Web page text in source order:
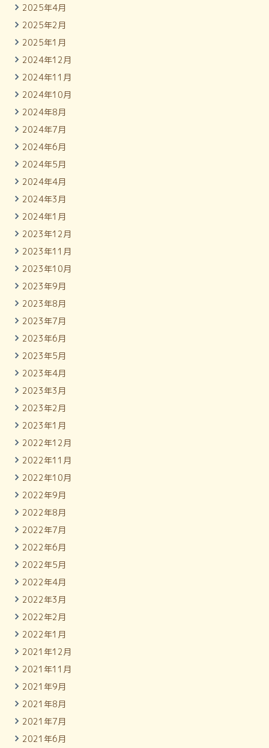
2025年4月
2025年2月
2025年1月
2024年12月
2024年11月
2024年10月
2024年8月
2024年7月
2024年6月
2024年5月
2024年4月
2024年3月
2024年1月
2023年12月
2023年11月
2023年10月
2023年9月
2023年8月
2023年7月
2023年6月
2023年5月
2023年4月
2023年3月
2023年2月
2023年1月
2022年12月
2022年11月
2022年10月
2022年9月
2022年8月
2022年7月
2022年6月
2022年5月
2022年4月
2022年3月
2022年2月
2022年1月
2021年12月
2021年11月
2021年9月
2021年8月
2021年7月
2021年6月